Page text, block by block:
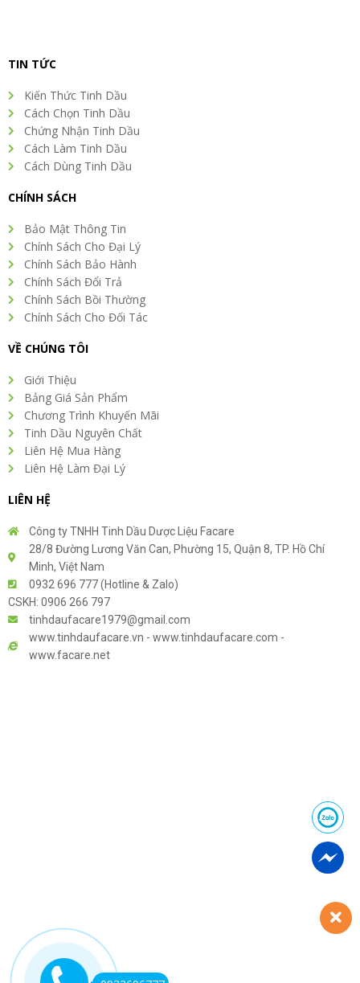
TIN TỨC
Kiến Thức Tinh Dầu
Cách Chọn Tinh Dầu
Chứng Nhận Tinh Dầu
Cách Làm Tinh Dầu
Cách Dùng Tinh Dầu
CHÍNH SÁCH
Bảo Mật Thông Tin
Chính Sách Cho Đại Lý
Chính Sách Bảo Hành
Chính Sách Đổi Trả
Chính Sách Bồi Thường
Chính Sách Cho Đối Tác
VỀ CHÚNG TÔI
Giới Thiệu
Bảng Giá Sản Phẩm
Chương Trình Khuyến Mãi
Tinh Dầu Nguyên Chất
Liên Hệ Mua Hàng
Liên Hệ Làm Đại Lý
LIÊN HỆ
Công ty TNHH Tinh Dầu Dược Liệu Facare
28/8 Đường Lương Văn Can, Phường 15, Quận 8, TP. Hồ Chí
Minh, Việt Nam
0932 696 777 (Hotline & Zalo)
CSKH: 0906 266 797
tinhdaufacare1979@gmail.com
www.tinhdaufacare.vn - www.tinhdaufacare.com -
www.facare.net